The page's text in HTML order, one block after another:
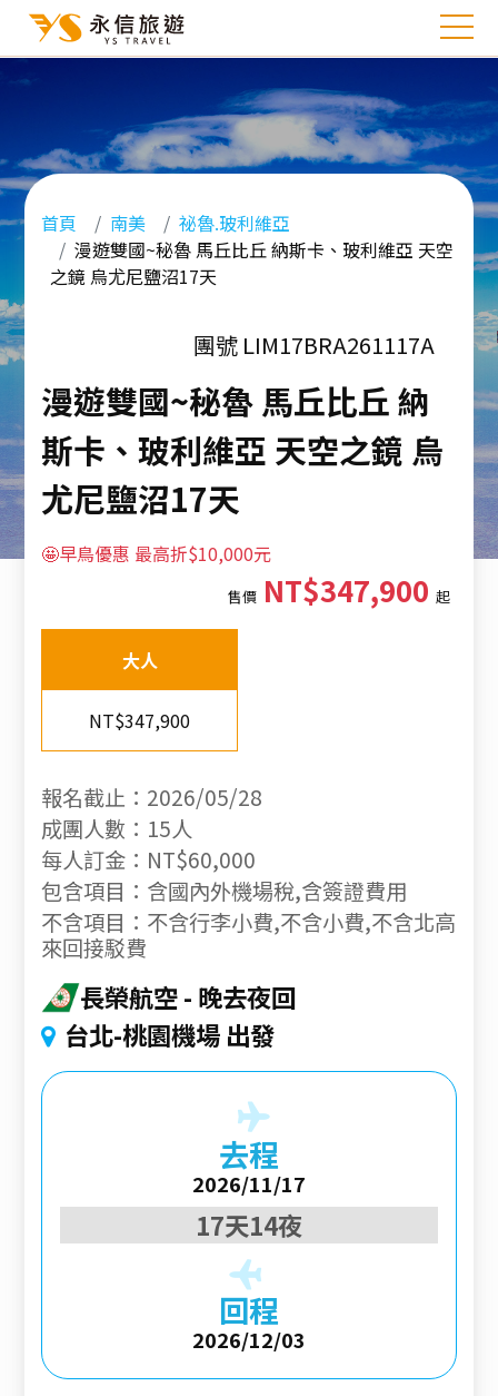
首頁 南美
祕魯.玻利維亞
漫遊雙國~秘魯 馬丘比丘 納斯卡、玻利維亞 天空
之鏡 烏尤尼鹽沼17天
團號 LIM17BRA261117A
漫遊雙國~秘魯 馬丘比丘 納
斯卡、玻利維亞 天空之鏡 烏
尤尼鹽沼17天
🤩早鳥優惠 最高折$10,000元
售價NT$347,900 起
大人
NT$347,900
報名截止：2026/05/28
成團人數：15人
每人訂金：NT$60,000
包含項目：含國內外機場稅,含簽證費用
不含項目：不含行李小費,不含小費,不含北高
來回接駁費
長榮航空 晚去夜回
台北-桃園機場 出發
去程
2026/11/17
17天14夜
回程
2026/12/03